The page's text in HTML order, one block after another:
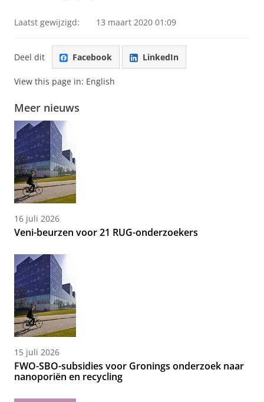
Laatst gewijzigd: 13 maart 2020 01:09
Deel dit Facebook LinkedIn
View this page in: English
Meer nieuws
16 juli 2026
Veni-beurzen voor 21 RUG-onderzoekers
15 juli 2026
FWO-SBO-subsidies voor Gronings onderzoek naar
nanoporiën en recycling